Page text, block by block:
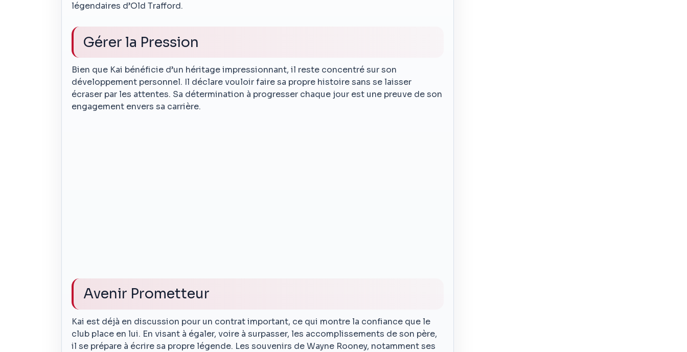
légendaires d’Old Trafford.
Gérer la Pression
Bien que Kai bénéficie d’un héritage impressionnant, il reste concentré sur son
développement personnel. Il déclare vouloir faire sa propre histoire sans se laisser
écraser par les attentes. Sa détermination à progresser chaque jour est une preuve de son
engagement envers sa carrière.
Avenir Prometteur
Kai est déjà en discussion pour un contrat important, ce qui montre la confiance que le
club place en lui. En visant à égaler, voire à surpasser, les accomplissements de son père,
il se prépare à écrire sa propre légende. Les souvenirs de Wayne Rooney, notamment ses